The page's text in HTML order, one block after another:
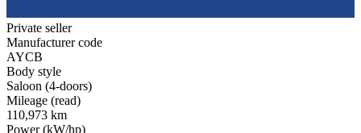
Private seller
Manufacturer code
AYCB
Body style
Saloon (4-doors)
Mileage (read)
110,973 km
Power (kW/hp)